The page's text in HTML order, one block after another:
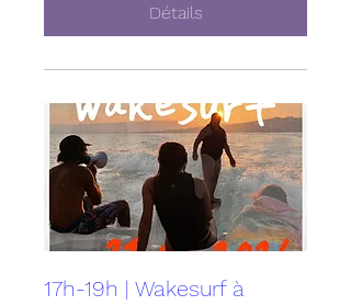
Détails
17h-19h | Wakesurf à